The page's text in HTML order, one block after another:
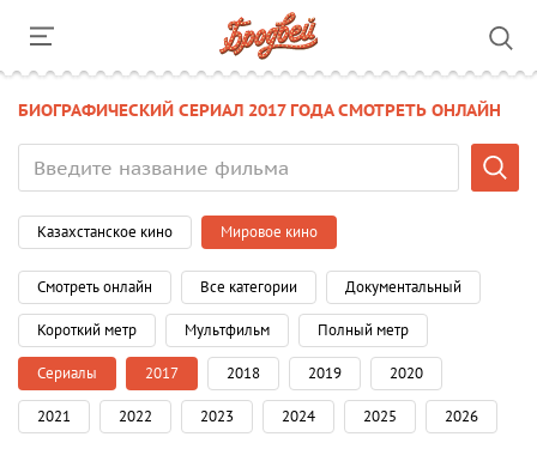
БИОГРАФИЧЕСКИЙ СЕРИАЛ 2017 ГОДА СМОТРЕТЬ ОНЛАЙН
Казахстанское кино Мировое кино
Смотреть онлайн Все категории Документальный
Короткий метр Мультфильм Полный метр
Сериалы 2017 2018 2019 2020
2021 2022 2023 2024 2025 2026